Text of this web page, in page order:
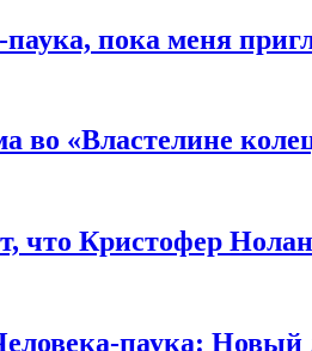
паука, пока меня
во «Властелине
что Кристофер
паука: